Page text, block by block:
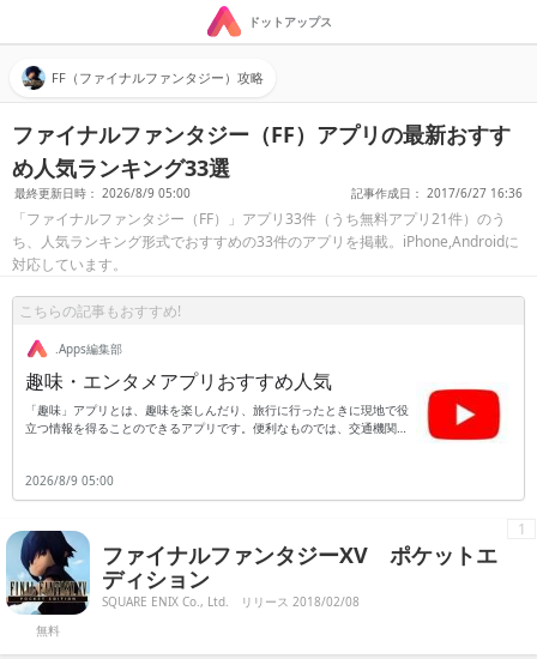
ドットアップス
FF（ファイナルファンタジー）攻略
ファイナルファンタジー（FF）アプリの最新おすす
め人気ランキング33選
最終更新日時： 2026/8/9 05:00 記事作成日： 2017/6/27 16:36
「ファイナルファンタジー（FF）」アプリ33件（うち無料アプリ21件）のう
ち、人気ランキング形式でおすすめの33件のアプリを掲載。iPhone,Androidに
対応しています。
こちらの記事もおすすめ!
.Apps編集部
趣味・エンタメアプリおすすめ人気
「趣味」アプリとは、趣味を楽しんだり、旅行に行ったときに現地で役
立つ情報を得ることのできるアプリです。便利なものでは、交通機関の
方法を具体的に知ることができます。さらに、語学の勉強や海外旅行に
役立つのが翻訳アプリです。日本語を入力すると翻訳したい国の言葉に
訳することも可能です。旅行など知らない場所へ行くと、交通手段がス
ムーズだと安心して旅行を続けることができます。趣味でお出かけが多
い人にもおすすめです。
2026/8/9 05:00
無料
ファイナルファンタジーXV ポケットエ
ディション
SQUARE ENIX Co., Ltd. リリース 2018/02/08
1